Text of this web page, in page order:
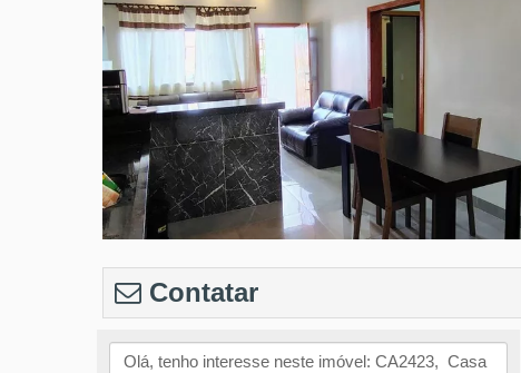
Contatar